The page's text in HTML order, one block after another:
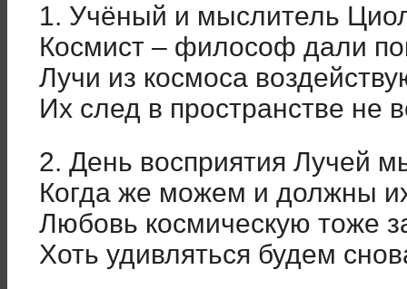
1. Учёный и мыслитель
Космист – философ дали
Лучи из космоса
Их след в пространстве не
2. День восприятия Лучей
Когда же можем и должны
Любовь космическую тоже
Хоть удивляться будем